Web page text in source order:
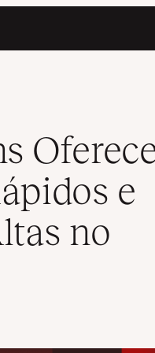
mais Altas no
e
no